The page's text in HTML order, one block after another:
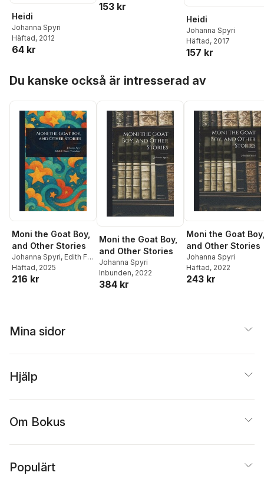
Heidi
Johanna Spyri
Häftad, 2012
64 kr
153 kr
Heidi
Johanna Spyri
Häftad, 2017
157 kr
Du kanske också är intresserad av
Moni the Goat Boy,
and Other Stories
Johanna Spyri, Edith F
Kunz
Häftad, 2025
216 kr
Moni the Goat Boy,
and Other Stories
Johanna Spyri
Inbunden, 2022
384 kr
Moni the Goat Boy,
and Other Stories
Johanna Spyri
Häftad, 2022
243 kr
Mina sidor
Hjälp
Om Bokus
Populärt